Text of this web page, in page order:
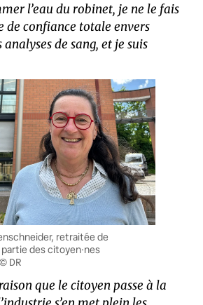
l’eau du robinet, je ne le fais
de confiance totale envers
analyses de sang, et je suis
retraitée de
des citoyen·nes
DR
que le citoyen passe à la